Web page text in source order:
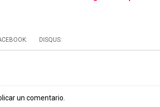
DISQUS:
un comentario.